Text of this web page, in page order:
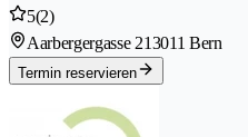
5(2)
Aarbergergasse 213011 Bern
Termin reservieren